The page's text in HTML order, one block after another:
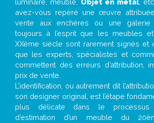
luminaire, meuble, Objet en métal ,
avez-vous repéré une œuvre
vente aux enchères ou une galerie
toujours à l’esprit que les meubles
XXème siècle sont rarement signés et
que les experts, spécialistes et
commettent des erreurs d’attribution,
prix de vente.
L’identification, ou autrement dit
son designer original, est l’étape
plus délicate dans le processus
d’estimation d’un meuble du